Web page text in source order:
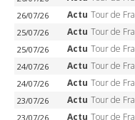
26/07/26 Actu Tour de France 2026 – Étape
25/07/26 Actu Tour de France 2026 –
25/07/26 Actu Tour de France 2026 – Étape
24/07/26 Actu Tour de France 2026 –
24/07/26 Actu Tour de France 2026
23/07/26 Actu Tour de France 2026 –
23/07/26 Actu Tour de France 2026 – Étape